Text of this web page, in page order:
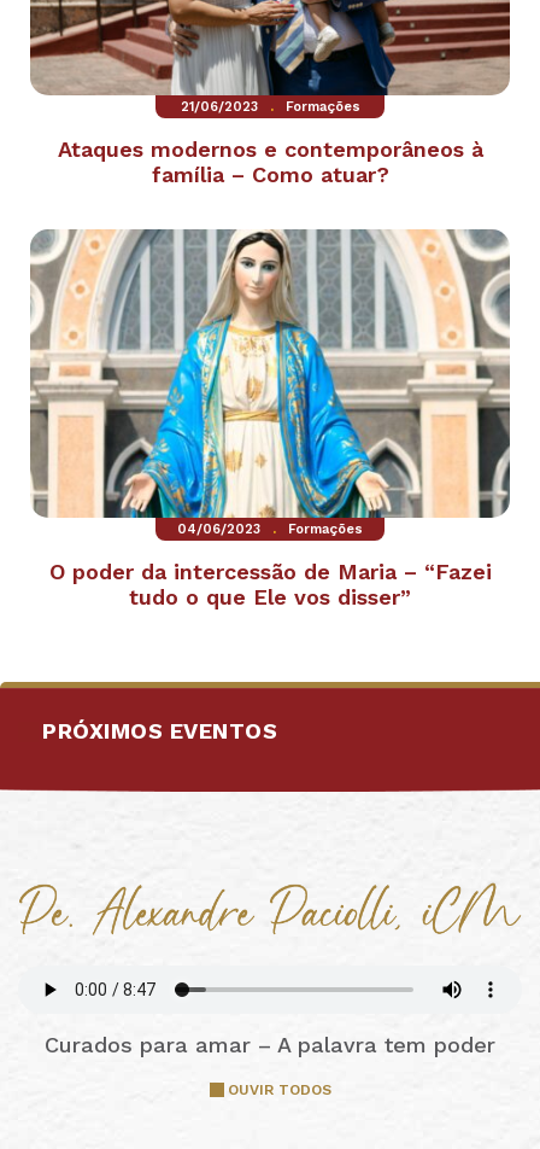
21/06/2023 . Formações
Ataques modernos e contemporâneos à
família – Como atuar?
04/06/2023 . Formações
O poder da intercessão de Maria – “Fazei
tudo o que Ele vos disser”
PRÓXIMOS EVENTOS
Curados para amar – A palavra tem poder
OUVIR TODOS